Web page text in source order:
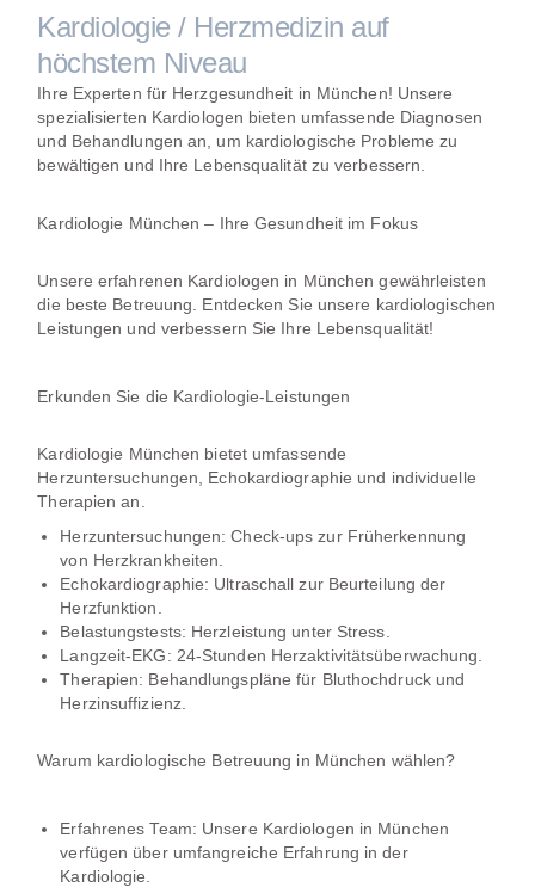
Kardiologie / Herzmedizin auf
höchstem Niveau
Ihre Experten für Herzgesundheit in München! Unsere
spezialisierten Kardiologen bieten umfassende Diagnosen
und Behandlungen an, um kardiologische Probleme zu
bewältigen und Ihre Lebensqualität zu verbessern.
Kardiologie München – Ihre Gesundheit im Fokus
Unsere erfahrenen Kardiologen in München gewährleisten
die beste Betreuung. Entdecken Sie unsere kardiologischen
Leistungen und verbessern Sie Ihre Lebensqualität!
Erkunden Sie die Kardiologie-Leistungen
Kardiologie München bietet umfassende
Herzuntersuchungen, Echokardiographie und individuelle
Therapien an.
Herzuntersuchungen: Check-ups zur Früherkennung
von Herzkrankheiten.
Echokardiographie: Ultraschall zur Beurteilung der
Herzfunktion.
Belastungstests: Herzleistung unter Stress.
Langzeit-EKG: 24-Stunden Herzaktivitätsüberwachung.
Therapien: Behandlungspläne für Bluthochdruck und
Herzinsuffizienz.
Warum kardiologische Betreuung in München wählen?
Erfahrenes Team: Unsere Kardiologen in München
verfügen über umfangreiche Erfahrung in der
Kardiologie.